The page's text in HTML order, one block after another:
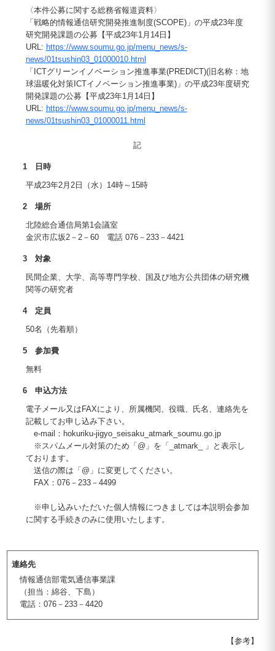
〈本件公募に関する総務省報道資料〉
「戦略的情報通信研究開発推進制度(SCOPE)」の平成23年度
研究開発課題の公募【平成23年1月14日】
URL: https://www.soumu.go.jp/menu_news/s-
news/01tsushin03_01000010.html
「ICTグリーンイノベーション推進事業(PREDICT)(旧名称：地
球温暖化対策ICTイノベーション推進事業)」の平成23年度研究
開発課題の公募【平成23年1月14日】
URL: https://www.soumu.go.jp/menu_news/s-
news/01tsushin03_01000011.html
記
1 日時
平成23年2月2日（水）14時～15時
2 場所
北陸総合通信局第1会議室
金沢市広坂2－2－60 電話 076－233－4421
3 対象
民間企業、大学、高等専門学校、国及び地方公共団体の研究機
関等の研究者
4 定員
50名（先着順）
5 参加費
無料
6 申込方法
電子メール又はFAXにより、所属機関、役職、氏名、連絡先を
記載してお申し込み下さい。
e-mail：hokuriku-jigyo_seisaku_atmark_soumu.go.jp
※スパムメール対策のため「@」を「_atmark_ 」と表示し
ております。
送信の際は「@」に変更してください。
FAX：076－233－4499
※申し込みいただいた個人情報につきましては本説明会参加
に関する手続きのみに使用いたします。
連絡先
情報通信部電気通信事業課
（担当：綿谷、下島）
電話：076－233－4420
【参考】